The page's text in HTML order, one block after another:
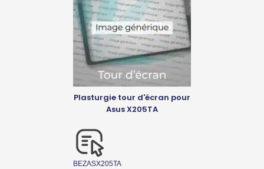
Plasturgie tour d'écran pour
Asus X205TA
BEZASX205TA